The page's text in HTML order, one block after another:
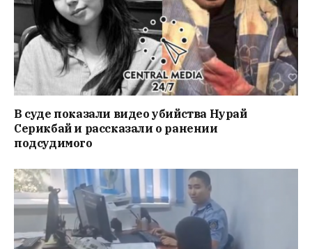
В суде показали видео убийства Нурай
Серикбай и рассказали о ранении
подсудимого